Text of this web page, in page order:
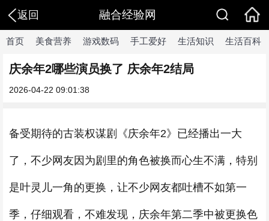
返回 融合经验网
首页 美食营养 游戏数码 手工爱好 生活知识 生活百科
庆余年2哪些演员换了 庆余年2结局
2026-04-22 09:01:38
备受期待的古装权谋剧《庆余年2》已经播出一大
了，不少网友因为剧里的角色被换而心生不满，特别
是叶灵儿一角的更换，让不少网友都吐槽不如第一
季，仔细观看，不难发现，庆余年第二季中被更换色